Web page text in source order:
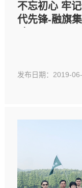
不忘初心 牢
代先锋-融旗
发布日期：2019-